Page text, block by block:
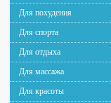
Для похудения
Для спорта
Для отдыха
Для массажа
Для красоты